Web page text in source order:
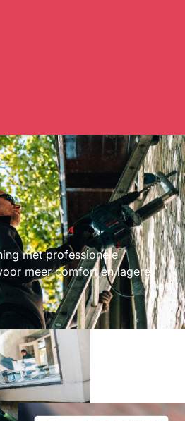
met professionele
meer comfort en lagere